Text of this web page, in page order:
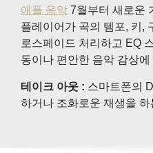
애플 음악 7월부터 새로운
플레이어가 곡의 템포, 키,
로스페이드 처리하고 EQ
동이나 편안한 음악 감상
테이크 아웃 : 스마트폰의
하거나 조화로운 재생을